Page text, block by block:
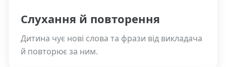
Слухання й повторення
Дитина чує нові слова та фрази від викладача
й повторює за ним.